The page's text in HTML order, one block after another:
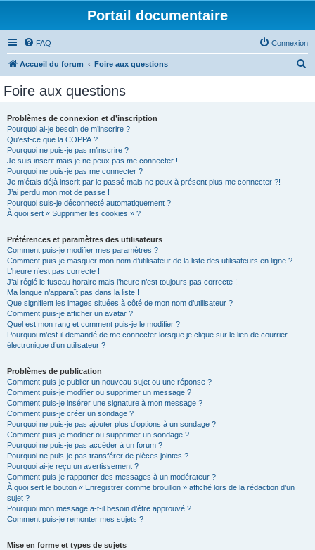
Portail documentaire
FAQ Connexion
Accueil du forum Foire aux questions
Foire aux questions
Problèmes de connexion et d’inscription
Pourquoi ai-je besoin de m’inscrire ?
Qu’est-ce que la COPPA ?
Pourquoi ne puis-je pas m’inscrire ?
Je suis inscrit mais je ne peux pas me connecter !
Pourquoi ne puis-je pas me connecter ?
Je m’étais déjà inscrit par le passé mais ne peux à présent plus me connecter ?!
J’ai perdu mon mot de passe !
Pourquoi suis-je déconnecté automatiquement ?
À quoi sert « Supprimer les cookies » ?
Préférences et paramètres des utilisateurs
Comment puis-je modifier mes paramètres ?
Comment puis-je masquer mon nom d’utilisateur de la liste des utilisateurs en ligne ?
L’heure n’est pas correcte !
J’ai réglé le fuseau horaire mais l’heure n’est toujours pas correcte !
Ma langue n’apparaît pas dans la liste !
Que signifient les images situées à côté de mon nom d’utilisateur ?
Comment puis-je afficher un avatar ?
Quel est mon rang et comment puis-je le modifier ?
Pourquoi m’est-il demandé de me connecter lorsque je clique sur le lien de courrier
électronique d’un utilisateur ?
Problèmes de publication
Comment puis-je publier un nouveau sujet ou une réponse ?
Comment puis-je modifier ou supprimer un message ?
Comment puis-je insérer une signature à mon message ?
Comment puis-je créer un sondage ?
Pourquoi ne puis-je pas ajouter plus d’options à un sondage ?
Comment puis-je modifier ou supprimer un sondage ?
Pourquoi ne puis-je pas accéder à un forum ?
Pourquoi ne puis-je pas transférer de pièces jointes ?
Pourquoi ai-je reçu un avertissement ?
Comment puis-je rapporter des messages à un modérateur ?
À quoi sert le bouton « Enregistrer comme brouillon » affiché lors de la rédaction d’un
sujet ?
Pourquoi mon message a-t-il besoin d’être approuvé ?
Comment puis-je remonter mes sujets ?
Mise en forme et types de sujets